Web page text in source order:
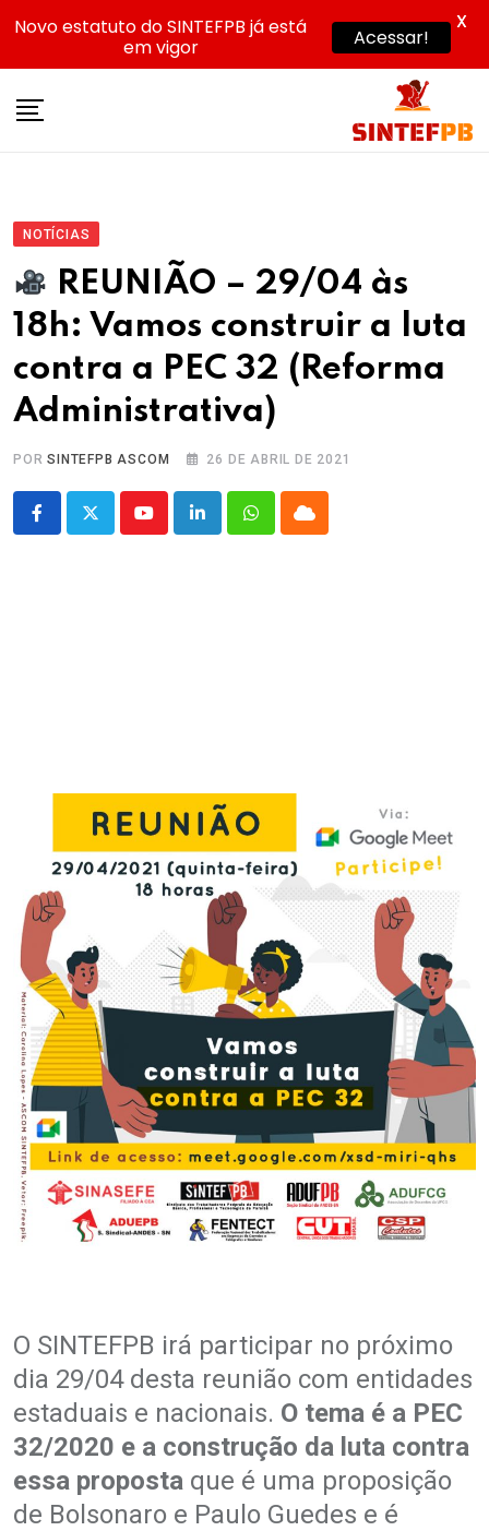
NOTÍCIAS
REUNIÃO – 29/04 às
18h: Vamos construir a luta
contra a PEC 32 (Reforma
Administrativa)
PORSINTEFPB ASCOM 26 DE ABRIL DE 2021
YoutubeLinkedInWhatsappCloud
O SINTEFPB irá participar no próximo
dia 29/04 desta reunião com entidades
estaduais e nacionais. O tema é a PEC
32/2020 e a construção da luta contra
essa proposta que é uma proposição
de Bolsonaro e Paulo Guedes e é
Novo estatuto do SINTEFPB já está
em vigor
Acessar!
X